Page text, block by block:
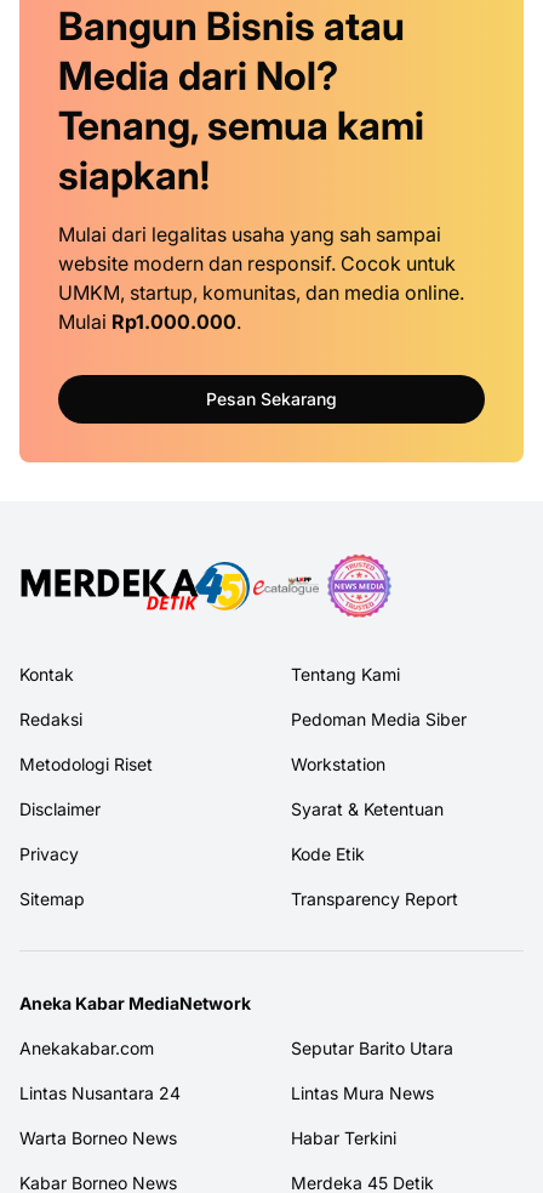
Bangun Bisnis atau
Media dari Nol?
Tenang, semua kami
siapkan!
Mulai dari legalitas usaha yang sah sampai
website modern dan responsif. Cocok untuk
UMKM, startup, komunitas, dan media online.
Mulai Rp1.000.000.
Pesan Sekarang
Kontak Tentang Kami
Redaksi Pedoman Media Siber
Metodologi Riset Workstation
Disclaimer Syarat & Ketentuan
Privacy Kode Etik
Sitemap Transparency Report
Aneka Kabar MediaNetwork
Anekakabar.com Seputar Barito Utara
Lintas Nusantara 24 Lintas Mura News
Warta Borneo News Habar Terkini
Kabar Borneo News Merdeka 45 Detik